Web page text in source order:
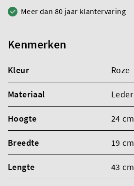
Meer dan 80 jaar klantervaring
Kenmerken
Kleur Roze
Materiaal Leder
Hoogte 24 cm
Breedte 19 cm
Lengte 43 cm